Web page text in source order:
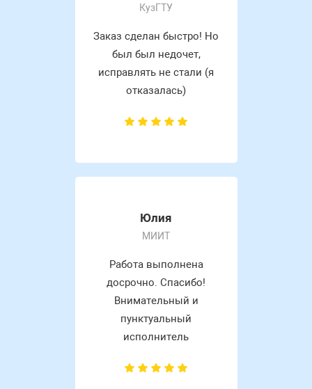
КузГТУ
Заказ сделан быстро! Но
был был недочет,
исправлять не стали (я
отказалась)
Юлия
МИИТ
Работа выполнена
досрочно. Спасибо!
Внимательный и
пунктуальный
исполнитель